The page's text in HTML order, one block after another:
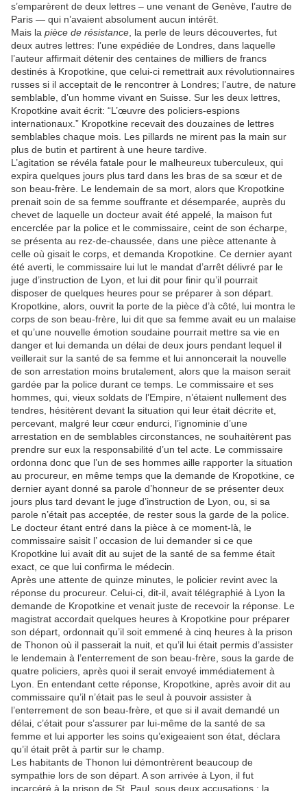
s’emparèrent de deux lettres – une venant de Genève, l’autre de
Paris — qui n’avaient absolument aucun intérêt.
Mais la pièce de résistance , la perle de leurs découvertes, fut
deux autres lettres: l’une expédiée de Londres, dans laquelle
l’auteur affirmait détenir des centaines de milliers de francs
destinés à Kropotkine, que celui-ci remettrait aux révolutionnaires
russes si il acceptait de le rencontrer à Londres; l’autre, de nature
semblable, d’un homme vivant en Suisse. Sur les deux lettres,
Kropotkine avait écrit: “L’œuvre des policiers-espions
internationaux.” Kropotkine recevait des douzaines de lettres
semblables chaque mois. Les pillards ne mirent pas la main sur
plus de butin et partirent à une heure tardive.
L’agitation se révéla fatale pour le malheureux tuberculeux, qui
expira quelques jours plus tard dans les bras de sa sœur et de
son beau-frère. Le lendemain de sa mort, alors que Kropotkine
prenait soin de sa femme souffrante et désemparée, auprès du
chevet de laquelle un docteur avait été appelé, la maison fut
encerclée par la police et le commissaire, ceint de son écharpe,
se présenta au rez-de-chaussée, dans une pièce attenante à
celle où gisait le corps, et demanda Kropotkine. Ce dernier ayant
été averti, le commissaire lui lut le mandat d’arrêt délivré par le
juge d’instruction de Lyon, et lui dit pour finir qu’il pourrait
disposer de quelques heures pour se préparer à son départ.
Kropotkine, alors, ouvrit la porte de la pièce d’à côté, lui montra le
corps de son beau-frère, lui dit que sa femme avait eu un malaise
et qu’une nouvelle émotion soudaine pourrait mettre sa vie en
danger et lui demanda un délai de deux jours pendant lequel il
veillerait sur la santé de sa femme et lui annoncerait la nouvelle
de son arrestation moins brutalement, alors que la maison serait
gardée par la police durant ce temps. Le commissaire et ses
hommes, qui, vieux soldats de l’Empire, n’étaient nullement des
tendres, hésitèrent devant la situation qui leur était décrite et,
percevant, malgré leur cœur endurci, l’ignominie d’une
arrestation en de semblables circonstances, ne souhaitèrent pas
prendre sur eux la responsabilité d’un tel acte. Le commissaire
ordonna donc que l’un de ses hommes aille rapporter la situation
au procureur, en même temps que la demande de Kropotkine, ce
dernier ayant donné sa parole d’honneur de se présenter deux
jours plus tard devant le juge d’instruction de Lyon, ou, si sa
parole n’était pas acceptée, de rester sous la garde de la police.
Le docteur étant entré dans la pièce à ce moment-là, le
commissaire saisit l’ occasion de lui demander si ce que
Kropotkine lui avait dit au sujet de la santé de sa femme était
exact, ce que lui confirma le médecin.
Après une attente de quinze minutes, le policier revint avec la
réponse du procureur. Celui-ci, dit-il, avait télégraphié à Lyon la
demande de Kropotkine et venait juste de recevoir la réponse. Le
magistrat accordait quelques heures à Kropotkine pour préparer
son départ, ordonnait qu’il soit emmené à cinq heures à la prison
de Thonon où il passerait la nuit, et qu’il lui était permis d’assister
le lendemain à l’enterrement de son beau-frère, sous la garde de
quatre policiers, après quoi il serait envoyé immédiatement à
Lyon. En entendant cette réponse, Kropotkine, après avoir dit au
commissaire qu’il n’était pas le seul à pouvoir assister à
l’enterrement de son beau-frère, et que si il avait demandé un
délai, c’était pour s’assurer par lui-même de la santé de sa
femme et lui apporter les soins qu’exigeaient son état, déclara
qu’il était prêt à partir sur le champ.
Les habitants de Thonon lui démontrèrent beaucoup de
sympathie lors de son départ. A son arrivée à Lyon, il fut
incarcéré à la prison de St. Paul, sous deux accusations : la